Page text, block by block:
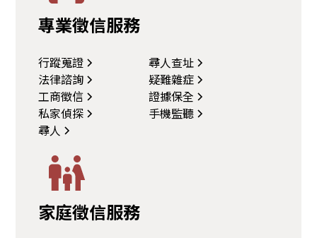
專業徵信服務
行蹤蒐證
尋人查址
法律諮詢
疑難雜症
工商徵信
證據保全
私家偵探
手機監聽
尋人
家庭徵信服務